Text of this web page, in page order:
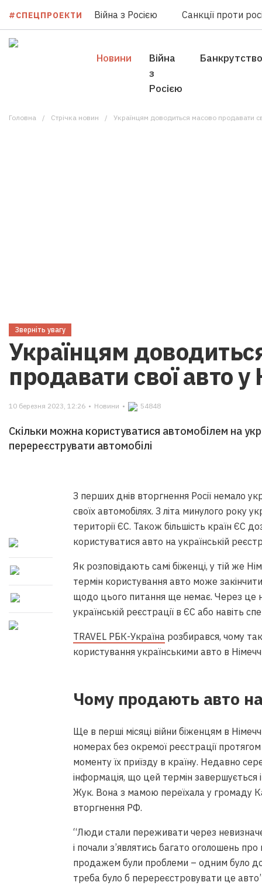
#СПЕЦПРОЕКТИ Війна з Росією Санкції проти
Новини
Війна
з
Росією
Банкрутство
Головна Стрічка новин Українцям доводиться масово продавати
Зверніть увагу
Українцям
продавати свої авто у
10 березня 2023, 12:26 • Новини • 54848
Скільки можна користуватися автомобілем на
перереєструвати автомобілі
З перших днів вторгнення Росії немало
своїх автомобілях. З літа минулого року
території ЄС. Також більшість країн ЄС
користуватися авто на українській
Як розповідають самі біженці, у тій же
термін користування авто може
щодо цього питання ще немає. Через це
українській реєстрації в ЄС або навіть
TRAVEL РБК-Україна розбирався, чому
користування українськими авто в
Чому продають авто на
Ще в перші місяці війни біженцям в
номерах без окремої реєстрації
моменту їх приїзду в країну. Недавно
інформація, що цей термін
Жук. Вона з мамою переїхала у громаду
вторгнення РФ.
“Люди стали переживати через
і почали з’являтись багато оголошень
продажем були проблеми – одним було
треба було б перереєстровувати це